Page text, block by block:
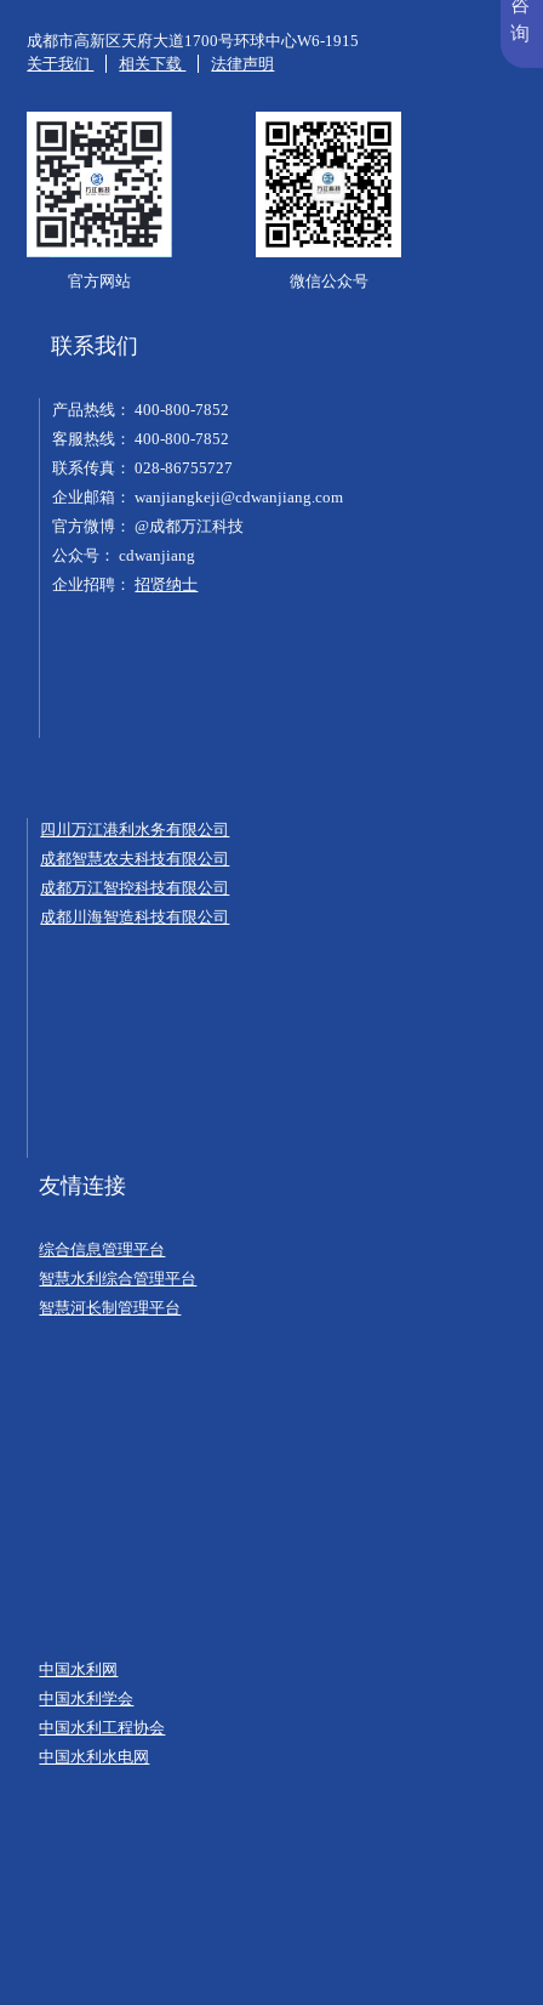
咨
询
成都市高新区天府大道1700号环球中心W6-1915
关于我们
相关下载 法律声明
官方网站 微信公众号
联系我们
产品热线：400-800-7852
客服热线：400-800-7852
联系传真：028-86755727
企业邮箱：wanjiangkeji@cdwanjiang.com
官方微博：@成都万江科技
公众号：cdwanjiang
企业招聘：招贤纳士
四川万江港利水务有限公司
成都智慧农夫科技有限公司
成都万江智控科技有限公司
成都川海智造科技有限公司
友情连接
综合信息管理平台
智慧水利综合管理平台
智慧河长制管理平台
中国水利网
中国水利学会
中国水利工程协会
中国水利水电网